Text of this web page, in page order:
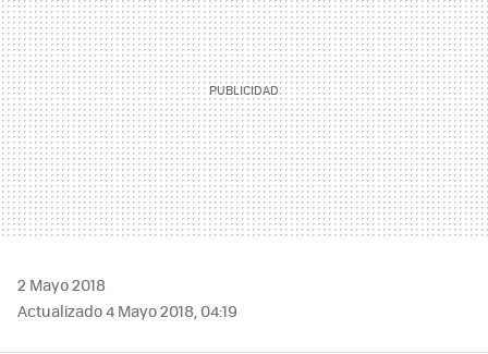
2 Mayo 2018
Actualizado 4 Mayo 2018, 04:19